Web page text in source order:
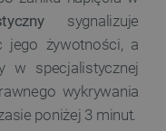
sygnalizuje
jego żywotności, a
w specjalistycznej
wykrywania
poniżej 3 minut.